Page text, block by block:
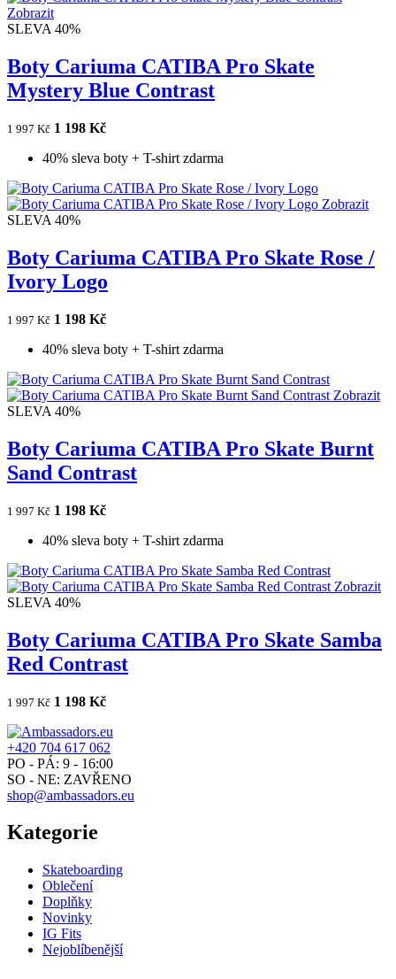
Zobrazit
SLEVA 40%
Boty Cariuma CATIBA Pro Skate
Mystery Blue Contrast
1 997 Kč 1 198 Kč
40% sleva boty + T-shirt zdarma
Zobrazit
SLEVA 40%
Boty Cariuma CATIBA Pro Skate Rose /
Ivory Logo
1 997 Kč 1 198 Kč
40% sleva boty + T-shirt zdarma
Zobrazit
SLEVA 40%
Boty Cariuma CATIBA Pro Skate Burnt
Sand Contrast
1 997 Kč 1 198 Kč
40% sleva boty + T-shirt zdarma
Zobrazit
SLEVA 40%
Boty Cariuma CATIBA Pro Skate Samba
Red Contrast
1 997 Kč 1 198 Kč
+420 704 617 062
PO - PÁ: 9 - 16:00
SO - NE: ZAVŘENO
shop@ambassadors.eu
Kategorie
Skateboarding
Oblečení
Doplňky
Novinky
IG Fits
Nejoblíbenější